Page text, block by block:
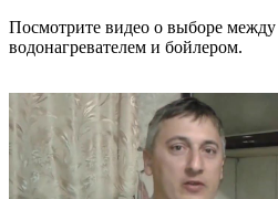
Посмотрите видео о выборе
водонагревателем и бойлером.